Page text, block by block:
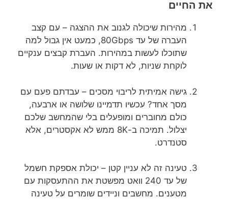
את החיים
מהירות שיכולה לגנוב את ההצגה – עם קצב
העברה של עד 80Gbps, כמעט אין גבול למה
שתוכלו לעשות במהירות. העברת קבצים ענקיים
לוקחת שניות, לא דקות או שעות.
גישה אמיתית לריבוי מסכים – עבדתם פעם עם
מסך אחד? עכשיו תדמיינו שלושה או ארבעה,
כולם מחוברים ומופעלים בלי שהמחשב שלכם
יצלול. תמיכה ב-8K ממש לא אקסטרים, אלא
סטנדרט.
טעינה זה לא עניין קטן – יכולת אספקת חשמל
של עד 240 וואט מפשטת את ההתעסקות עם
מטענים. מחשבים וניידים שומרים על טעינה